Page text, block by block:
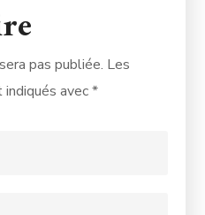
pas publiée. Les
indiqués avec*